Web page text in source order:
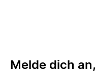
Melde dich